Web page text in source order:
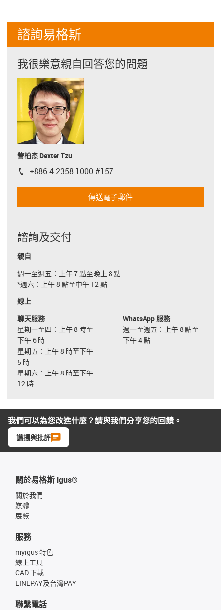
諮詢易格斯
我很樂意親自回答您的問題
訾柏杰 Dexter Tzu
igus-icon-phone
+886 4 2358 1000 #157
傳送電子郵件
諮詢及交付
親自
週一至週五：上午 7 點至晚上 8 點
*週六：上午 8 點至中午 12 點
線上
聊天服務
星期一至四：上午 8 時至
下午 6 時
星期五：上午 8 時至下午
5 時
星期六：上午 8 時至下午
12 時
WhatsApp 服務
週一至週五：上午 8 點至
下午 4 點
我們可以為您改進什麼？請與我們分享您的回饋。
讚揚與批評
關於易格斯 igus®
關於我們
媒體
展覽
服務
myigus 特色
線上工具
CAD 下載
LINEPAY及台灣PAY
聯繫電話